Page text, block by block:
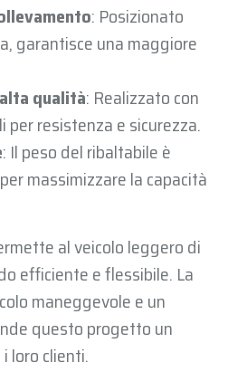
: Posizionato
garantisce una maggiore
qualità: Realizzato con
per resistenza e sicurezza.
: Il peso del ribaltabile è
massimizzare la capacità
al veicolo leggero di
efficiente e flessibile. La
maneggevole e un
questo progetto un
loro clienti.